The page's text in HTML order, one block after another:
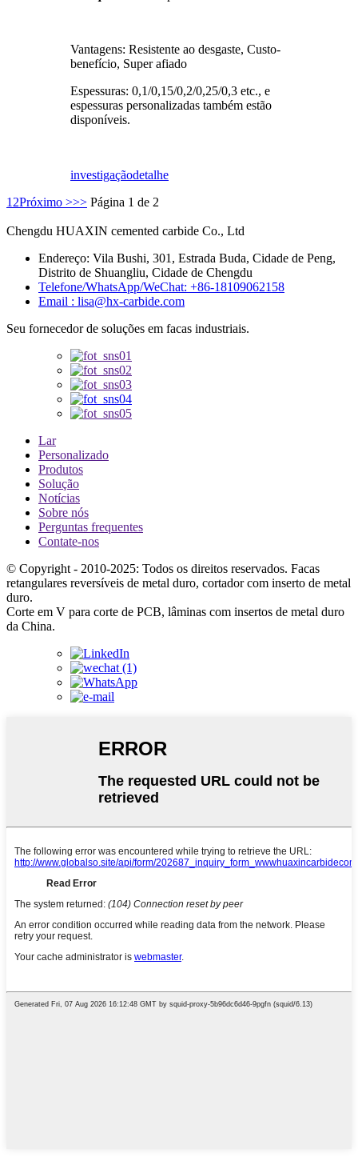
Vantagens: Resistente ao desgaste, Custo-
benefício, Super afiado
Espessuras: 0,1/0,15/0,2/0,25/0,3 etc., e
espessuras personalizadas também estão
disponíveis.
investigaçãodetalhe
1 2Próximo >>> Página 1 de 2
Chengdu HUAXIN cemented carbide Co., Ltd
Endereço: Vila Bushi, 301, Estrada Buda, Cidade de Peng,
Distrito de Shuangliu, Cidade de Chengdu
Telefone/WhatsApp/WeChat: +86-18109062158
Email : lisa@hx-carbide.com
Seu fornecedor de soluções em facas industriais.
Lar
Personalizado
Produtos
Solução
Notícias
Sobre nós
Perguntas frequentes
Contate-nos
© Copyright - 2010-2025: Todos os direitos reservados. Facas
retangulares reversíveis de metal duro, cortador com inserto de metal
duro.
Corte em V para corte de PCB, lâminas com insertos de metal duro
da China.